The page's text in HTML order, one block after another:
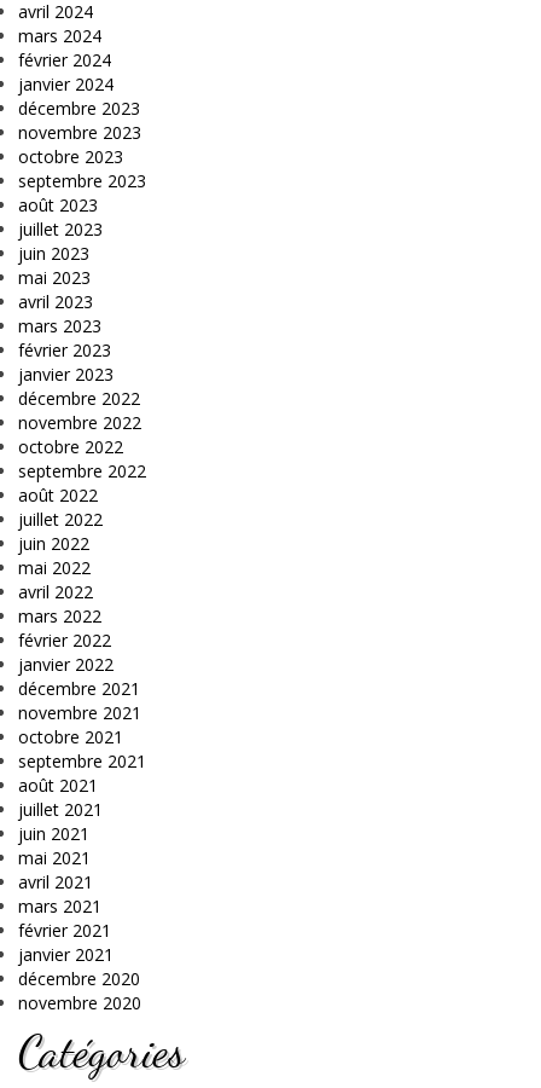
avril 2024
mars 2024
février 2024
janvier 2024
décembre 2023
novembre 2023
octobre 2023
septembre 2023
août 2023
juillet 2023
juin 2023
mai 2023
avril 2023
mars 2023
février 2023
janvier 2023
décembre 2022
novembre 2022
octobre 2022
septembre 2022
août 2022
juillet 2022
juin 2022
mai 2022
avril 2022
mars 2022
février 2022
janvier 2022
décembre 2021
novembre 2021
octobre 2021
septembre 2021
août 2021
juillet 2021
juin 2021
mai 2021
avril 2021
mars 2021
février 2021
janvier 2021
décembre 2020
novembre 2020
Catégories